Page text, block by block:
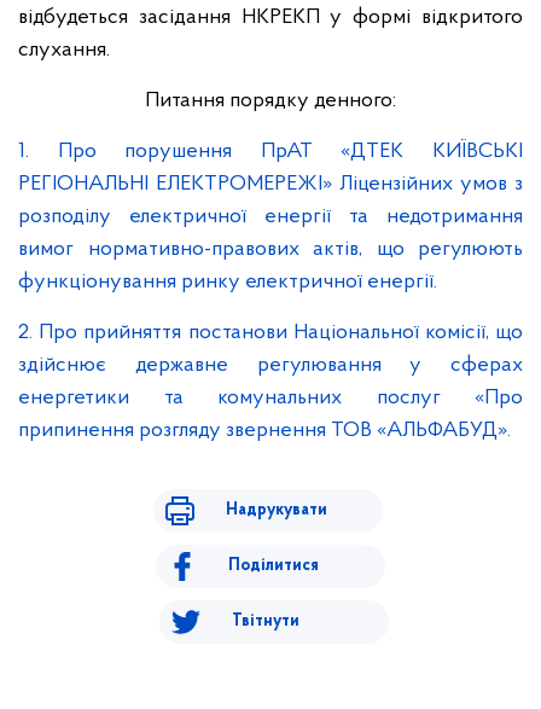
відбудеться засідання НКРЕКП у формі відкритого
слухання.
Питання порядку денного:
1. Про порушення ПрАТ «ДТЕК КИЇВСЬКІ
РЕГІОНАЛЬНІ ЕЛЕКТРОМЕРЕЖІ» Ліцензійних умов з
розподілу електричної енергії та недотримання
вимог нормативно-правових актів, що регулюють
функціонування ринку електричної енергії.
2. Про прийняття постанови Національної комісії, що
здійснює державне регулювання у сферах
енергетики та комунальних послуг «Про
припинення розгляду звернення ТОВ «АЛЬФАБУД».
Надрукувати
Поділитися
Твітнути